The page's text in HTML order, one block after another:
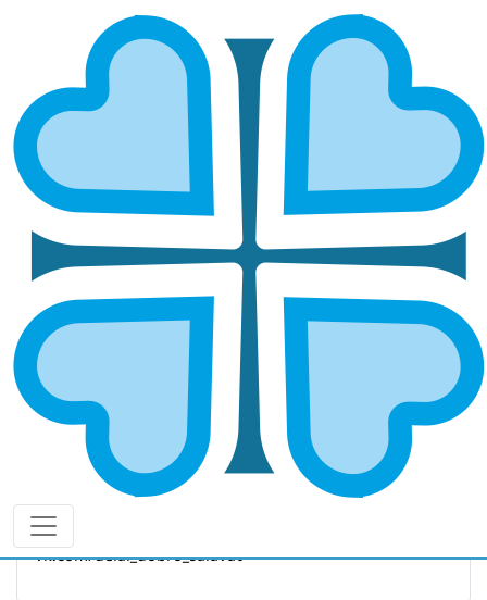
САЛАВАТСКАЯ И КУМЕРТАУСКАЯ
ГЛАВНАЯ МИТРОПОЛИИ САЛАВАТСКАЯ И КУМЕРТАУСКАЯ
Епархией управляет епископ Салаватский и
Кумертауский Николай
ОСНОВНЫЕ НАПРАВЛЕНИЯ
РАБОТЫ
Социальное служение
Социальный отдел епархии
Руководитель:
8 (987) 109-92-02
vk.com/delai_dobro_salavat